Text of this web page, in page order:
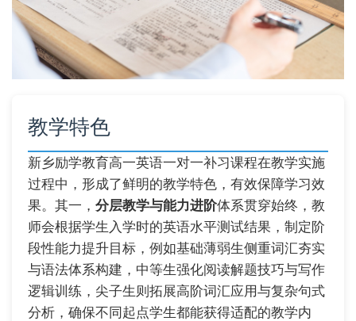
教学特色
新乡励学教育高一英语一对一补习课程在教学实施
过程中，形成了鲜明的教学特色，有效保障学习效
果。其一， 分层教学与能力进阶体系贯穿始终，教
师会根据学生入学时的英语水平测试结果，制定阶
段性能力提升目标，例如基础薄弱生侧重词汇夯实
与语法体系构建，中等生强化阅读解题技巧与写作
逻辑训练，尖子生则拓展高阶词汇应用与复杂句式
分析，确保不同起点学生都能获得适配的教学内